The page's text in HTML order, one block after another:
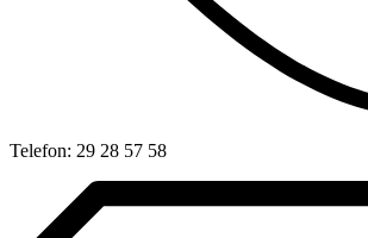
Telefon: 29 28 57 58